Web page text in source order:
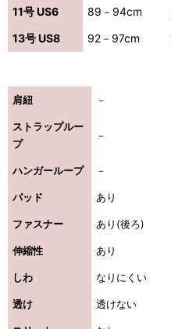
11号 US6
89－94cm
13号 US8
92－97cm
肩紐 －
ストラップルー
プ
－
ハンガーループ －
パッド あり
ファスナー あり(後ろ)
伸縮性 あり
しわ なりにくい
透け 透けない